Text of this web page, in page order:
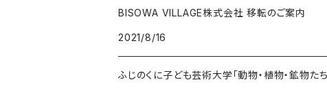
ルチルクォーツ
ラリマー
能作
BISOWA VILLAGE株式会社 移転のご案内
2021/8/16
ふじのくに子ども芸術大学「動物・植物・鉱物た